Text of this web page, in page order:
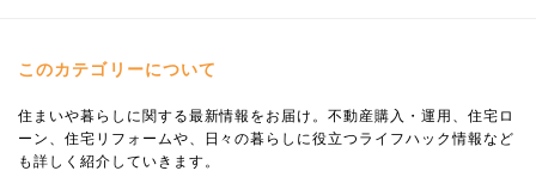
このカテゴリーについて
住まいや暮らしに関する最新情報をお届け。不動産購入・運用、住宅ロ
ーン、住宅リフォームや、日々の暮らしに役立つライフハック情報など
も詳しく紹介していきます。